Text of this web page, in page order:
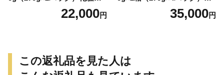
入 ※2026年12月上旬〜2027
年2月上旬頃順次発送予定
22,000円
粧箱入 ※2026年12月上旬〜2
027年2月上旬頃順次発送予定
ず【uot773A】
35,000円
この返礼品を見た人は